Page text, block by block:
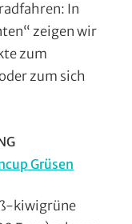
Zehnten ,
Alltagsradfahren
Breitensport
(RTF),
Ratgeber
In
zeigen wir
zum
zum sich
kiwigrüne